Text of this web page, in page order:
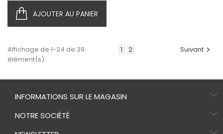
AJOUTER AU PANIER
Affichage de 1-24 de 39
élément(s)
1 2 Suivant 
INFORMATIONS SUR LE MAGASIN
NOTRE SOCIÉTÉ